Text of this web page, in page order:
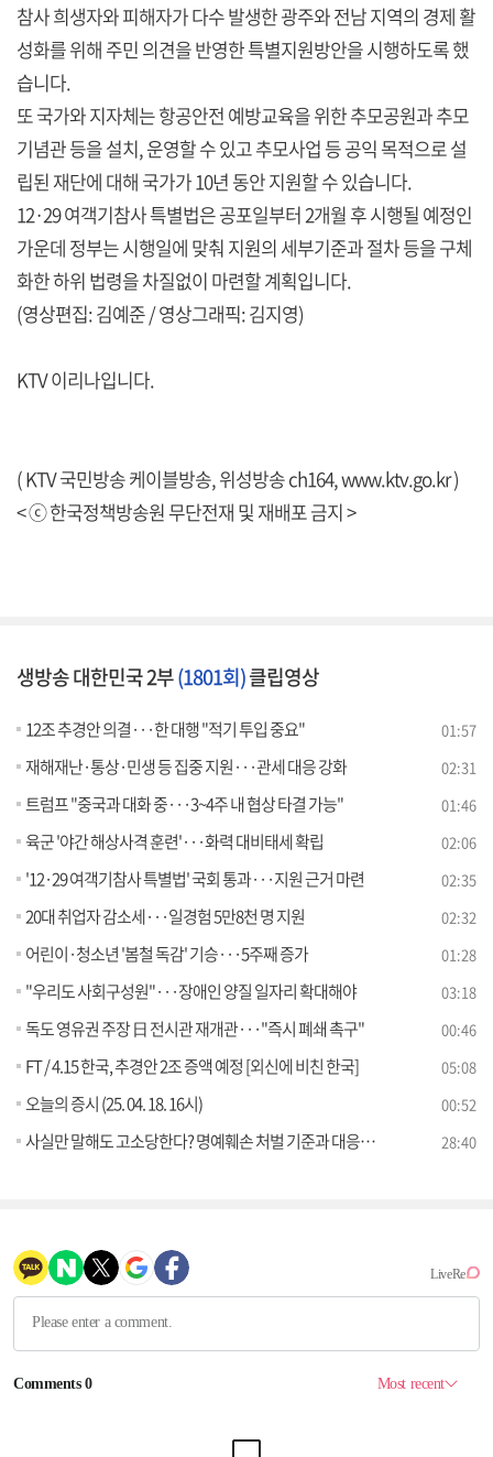
참사 희생자와 피해자가 다수 발생한 광주와 전남 지역의 경제 활
성화를 위해 주민 의견을 반영한 특별지원방안을 시행하도록 했
습니다.
또 국가와 지자체는 항공안전 예방교육을 위한 추모공원과 추모
기념관 등을 설치, 운영할 수 있고 추모사업 등 공익 목적으로 설
립된 재단에 대해 국가가 10년 동안 지원할 수 있습니다.
12·29 여객기참사 특별법은 공포일부터 2개월 후 시행될 예정인
가운데 정부는 시행일에 맞춰 지원의 세부기준과 절차 등을 구체
화한 하위 법령을 차질없이 마련할 계획입니다.
(영상편집: 김예준 / 영상그래픽: 김지영)
KTV 이리나입니다.
( KTV 국민방송 케이블방송, 위성방송 ch164,www.ktv.go.kr)
< ⓒ 한국정책방송원 무단전재 및 재배포 금지 >
생방송 대한민국 2부(1801회)클립영상
12조 추경안 의결···한 대행 "적기 투입 중요" 01:57
재해재난·통상·민생 등 집중 지원···관세 대응 강화 02:31
트럼프 "중국과 대화 중···3~4주 내 협상 타결 가능" 01:46
육군 '야간 해상사격 훈련'···화력 대비태세 확립 02:06
'12·29 여객기참사 특별법' 국회 통과···지원 근거 마련 02:35
20대 취업자 감소세···일경험 5만8천 명 지원 02:32
어린이·청소년 '봄철 독감' 기승···5주째 증가 01:28
"우리도 사회구성원"···장애인 양질 일자리 확대해야 03:18
독도 영유권 주장 日 전시관 재개관···"즉시 폐쇄 촉구" 00:46
FT / 4.15 한국, 추경안 2조 증액 예정 [외신에 비친 한국] 05:08
오늘의 증시 (25. 04. 18. 16시) 00:52
사실만 말해도 고소당한다? 명예훼손 처벌 기준과 대응법! [잘 사는 법] 28:40